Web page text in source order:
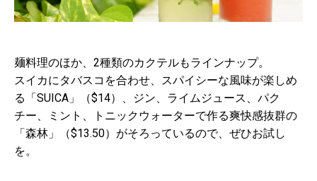
麺料理のほか、2種類のカクテルもラインナップ。
スイカにタバスコを合わせ、スパイシーな風味が楽しめ
る「SUICA」（$14）、ジン、ライムジュース、パク
チー、ミント、トニックウォーターで作る爽快感抜群の
「森林」（$13.50）がそろっているので、ぜひお試し
を。